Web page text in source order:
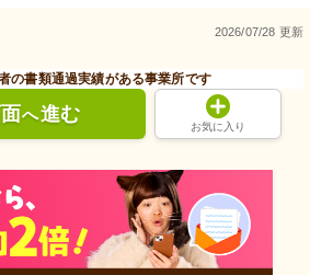
2026/07/28 更新
の書類通過実績がある事業所です
へ進む
お気に入り